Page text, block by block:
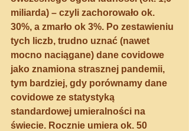
miliarda) – czyli zachorowało ok.
30%, a zmarło ok 3%. Po zestawieniu
tych liczb, trudno uznać (nawet
mocno naciągane) dane covidowe
jako znamiona strasznej pandemii,
tym bardziej, gdy porównamy dane
covidowe ze statystyką
standardowej umieralności na
świecie. Rocznie umiera ok. 50